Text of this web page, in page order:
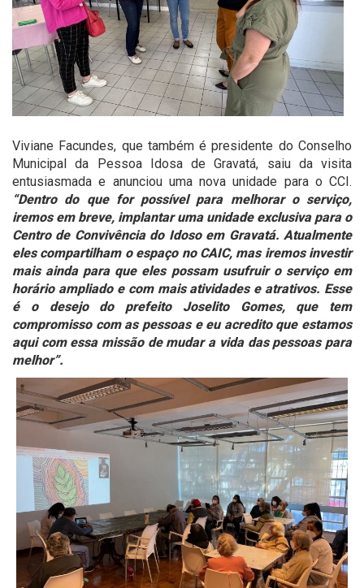
Viviane Facundes, que também é presidente do Conselho
Municipal da Pessoa Idosa de Gravatá, saiu da visita
entusiasmada e anunciou uma nova unidade para o CCI.
“Dentro do que for possível para melhorar o serviço,
iremos em breve, implantar uma unidade exclusiva para o
Centro de Convivência do Idoso em Gravatá. Atualmente
eles compartilham o espaço no CAIC, mas iremos investir
mais ainda para que eles possam usufruir o serviço em
horário ampliado e com mais atividades e atrativos. Esse
é o desejo do prefeito Joselito Gomes, que tem
compromisso com as pessoas e eu acredito que estamos
aqui com essa missão de mudar a vida das pessoas para
melhor”.